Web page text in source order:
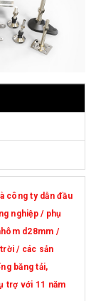
công ty dẫn đầu
nghiệp / phụ
d28mm /
/ các sản
băng tải,
trợ với 11 năm